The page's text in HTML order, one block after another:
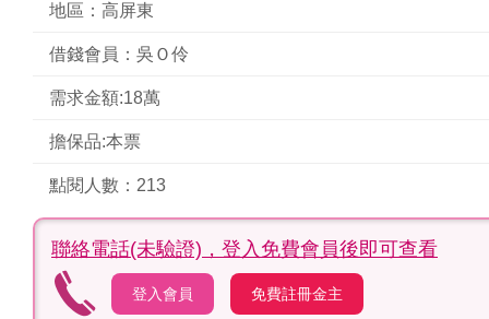
地區：高屏東
借錢會員：吳Ｏ伶
需求金額:18萬
擔保品:本票
點閱人數：213
聯絡電話(未驗證)， 登入免費會員後即可查看
登入會員 免費註冊金主